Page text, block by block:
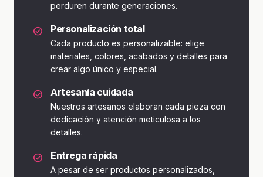
perduren durante generaciones.
check_circle Personalización total
Cada producto es personalizable: elige
materiales, colores, acabados y detalles para
crear algo único y especial.
check_circle Artesanía cuidada
Nuestros artesanos elaboran cada pieza con
dedicación y atención meticulosa a los
detalles.
check_circle Entrega rápida
A pesar de ser productos personalizados,